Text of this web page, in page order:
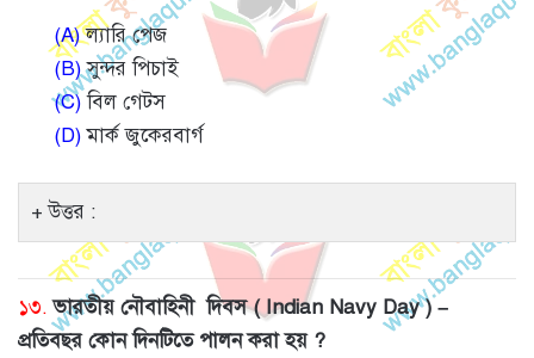
(A)ল্যারি পেজ
(B)সুন্দর পিচাই
(C)বিল গেটস
(D)মার্ক জুকেরবার্গ
উত্তর :
১৩. ভারতীয় নৌবাহিনী দিবস ( Indian Navy Day ) –
প্রতিবছর কোন দিনটিতে পালন করা হয় ?